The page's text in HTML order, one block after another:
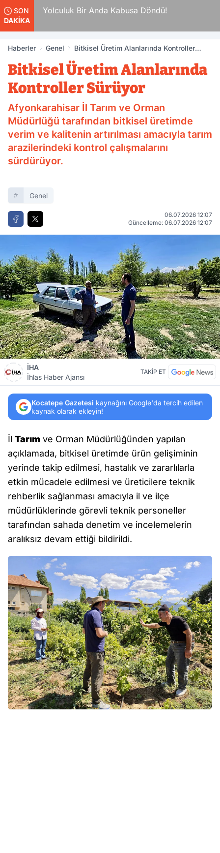
SON
DAKİKA
Yolculuk Bir Anda Kabusa Döndü!
Haberler Genel
Bitkisel Üretim Alanlarında Kontroller
Bitkisel Üretim Alanlarında
Kontroller Sürüyor
Afyonkarahisar İl Tarım ve Orman
Müdürlüğü tarafından bitkisel üretimde
verim ve kalitenin artırılması amacıyla tarım
arazilerindeki kontrol çalışmalarını
sürdürüyor.
Genel
06.07.2026 12:07
Güncelleme: 06.07.2026 12:07
İHA
İhlas Haber Ajansı
TAKİP ET
Kocatepe Gazetesi kaynağını Google'da tercih edilen
kaynak olarak ekleyin!
İl Tarım ve Orman Müdürlüğünden yapılan
açıklamada, bitkisel üretimde ürün gelişiminin
yerinde takip edilmesi, hastalık ve zararlılarla
etkin mücadele edilmesi ve üreticilere teknik
rehberlik sağlanması amacıyla il ve ilçe
müdürlüklerinde görevli teknik personeller
tarafından sahada denetim ve incelemelerin
aralıksız devam ettiği bildirildi.